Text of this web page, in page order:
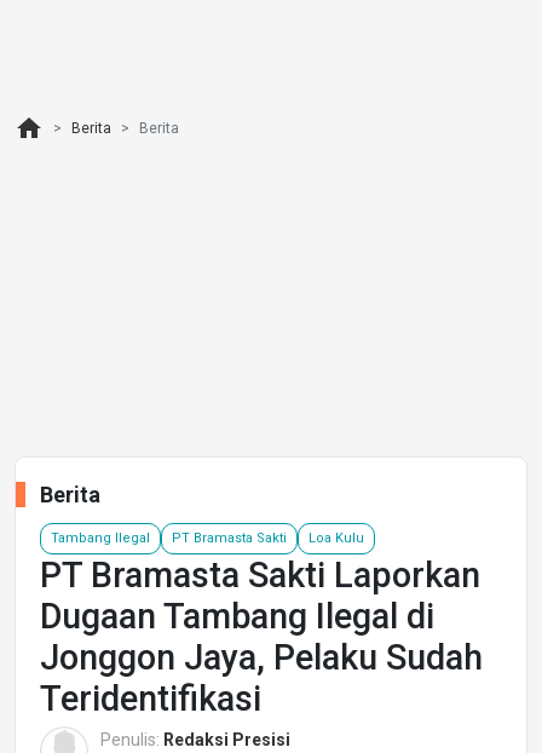
home Berita Berita
Berita
Tambang Ilegal PT Bramasta Sakti Loa Kulu
PT Bramasta Sakti Laporkan
Dugaan Tambang Ilegal di
Jonggon Jaya, Pelaku Sudah
Teridentifikasi
Penulis: Redaksi Presisi